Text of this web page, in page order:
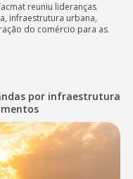
reuniu lideranças
infraestrutura urbana,
do comércio para as
por infraestrutura